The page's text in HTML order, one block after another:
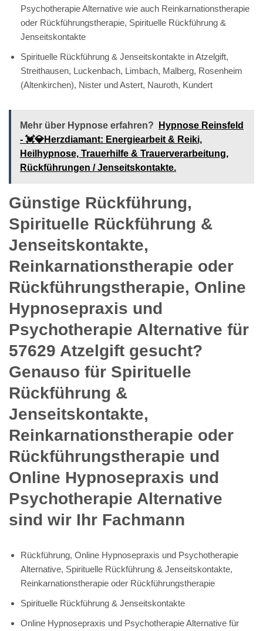
Psychotherapie Alternative wie auch Reinkarnationstherapie
oder Rückführungstherapie, Spirituelle Rückführung &
Jenseitskontakte
Spirituelle Rückführung & Jenseitskontakte in Atzelgift,
Streithausen, Luckenbach, Limbach, Malberg, Rosenheim
(Altenkirchen), Nister und Astert, Nauroth, Kundert
Mehr über Hypnose erfahren?
Hypnose Reinsfeld
- 💓️💎Herzdiamant: Energiearbeit & Reiki,
Heilhypnose, Trauerhilfe & Trauerverarbeitung,
Rückführungen / Jenseitskontakte.
Günstige Rückführung,
Spirituelle Rückführung &
Jenseitskontakte,
Reinkarnationstherapie oder
Rückführungstherapie, Online
Hypnosepraxis und
Psychotherapie Alternative für
57629 Atzelgift gesucht?
Genauso für Spirituelle
Rückführung &
Jenseitskontakte,
Reinkarnationstherapie oder
Rückführungstherapie und
Online Hypnosepraxis und
Psychotherapie Alternative
sind wir Ihr Fachmann
Rückführung, Online Hypnosepraxis und Psychotherapie
Alternative, Spirituelle Rückführung & Jenseitskontakte,
Reinkarnationstherapie oder Rückführungstherapie
Spirituelle Rückführung & Jenseitskontakte
Online Hypnosepraxis und Psychotherapie Alternative für